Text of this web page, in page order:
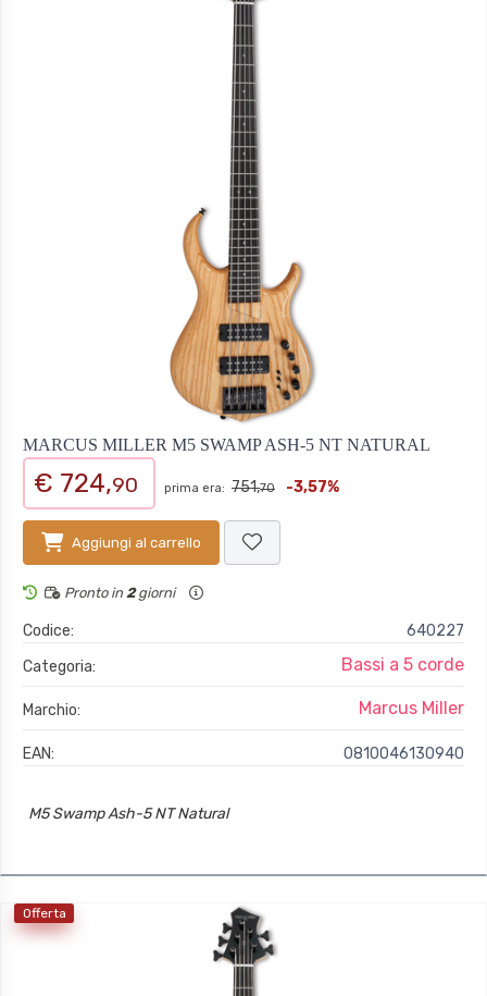
MARCUS MILLER M5 SWAMP ASH-5 NT NATURAL
€ 724,90 prima era: 751,70 -3,57%
Aggiungi al carrello
Pronto in 2giorni
Codice:
640227
Categoria:
Bassi a 5 corde
Marchio: Marcus Miller
EAN: 0810046130940
M5 Swamp Ash-5 NT Natural
Offerta